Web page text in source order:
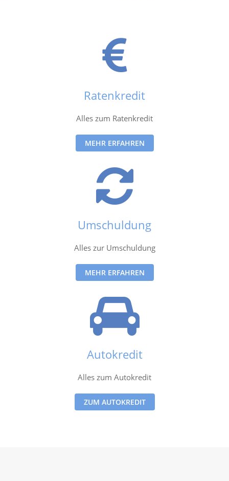
Ratenkredit
Alles zum Ratenkredit
MEHR ERFAHREN
Umschuldung
Alles zur Umschuldung
MEHR ERFAHREN
Autokredit
Alles zum Autokredit
ZUM AUTOKREDIT